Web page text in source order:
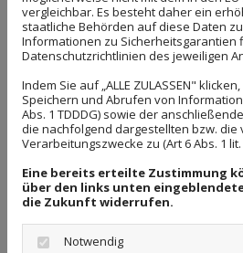
Fertigstellung von Neubau-,
Renovierungsarbeiten statt.
stattfindet, sollte zuvor für die
gewährleistet werden, dies
Rahmen der
Selbst während der
Zwischenreinigungen sorgen,
Reinigung nach der
eine Grob- und Feinreinigung
vergleichbar. Es besteht daher ein
staatliche Behörden auf diese Daten
Informationen zu Sicherheitsgarantien
Datenschutzrichtlinien des jeweiligen
Indem Sie auf „ALLE ZULASSEN"
Speichern und Abrufen von
Abs. 1 TDDDG) sowie der
die nachfolgend dargestellten bzw. die
Verarbeitungszwecke zu (Art 6 Abs. 1 lit.
Eine bereits erteilte Zustimmung
über den links unten
die Zukunft widerrufen.
Notwendig